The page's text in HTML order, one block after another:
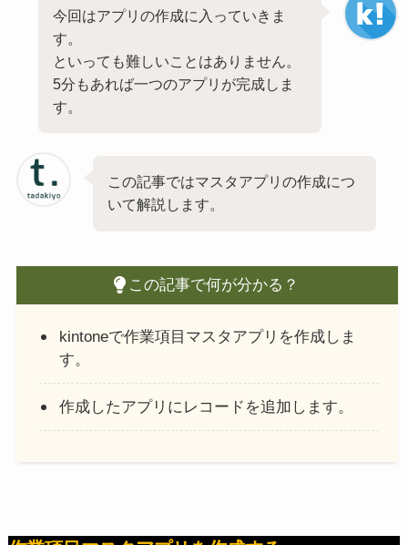
今回はアプリの作成に入っていきま
す。
といっても難しいことはありません。
5分もあれば一つのアプリが完成しま
す。
この記事ではマスタアプリの作成につ
いて解説します。
この記事で何が分かる？
kintoneで作業項目マスタアプリを作成しま
す。
作成したアプリにレコードを追加します。